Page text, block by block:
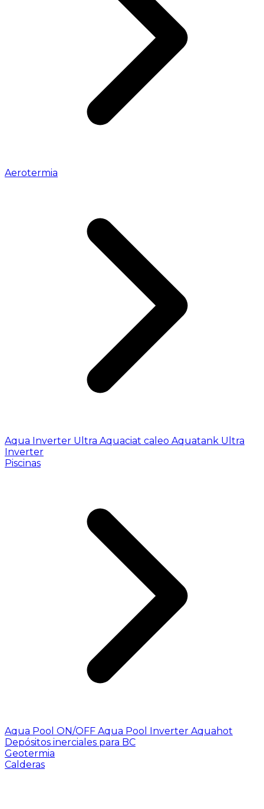
Aerotermia
Aqua Inverter Ultra Aquaciat caleo Aquatank Ultra
Inverter
Piscinas
Aqua Pool ON/OFF Aqua Pool Inverter Aquahot
Depósitos inerciales para BC
Geotermia
Calderas